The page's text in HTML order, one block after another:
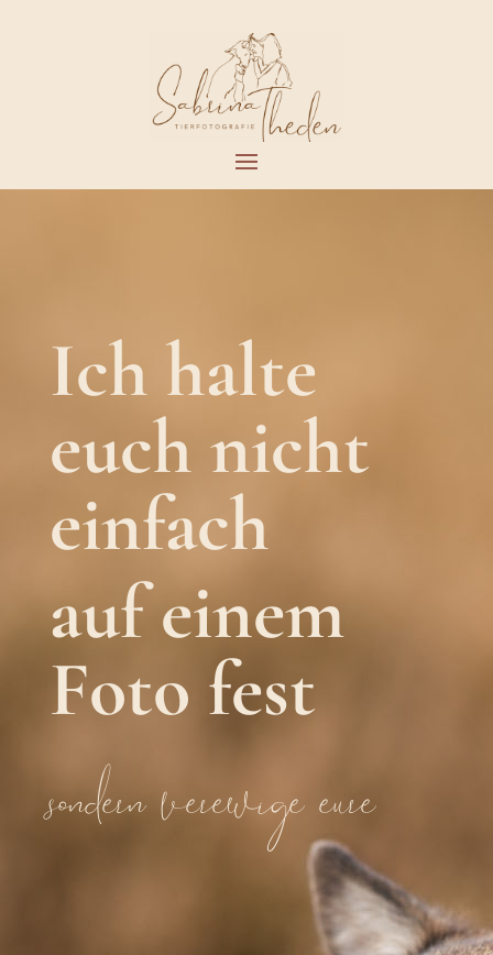
Ich halte
euch nicht
einfach
auf einem
Foto fest
sondern verewige eure